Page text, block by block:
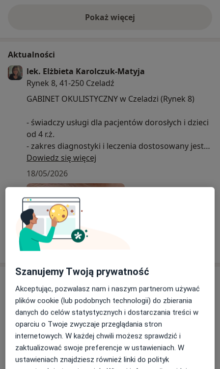
Pokaż więcejo doświadczeniu
Aktualności
lek. Elżbieta Karolczuk-Matyja
Rynek 8, 41-250 Czeladź
GABINET OKULISTYCZNY w Czeladzi (Rynek 8)
- świadczy usługi dla pacjentów dorosłych i dzieci
od 4 r.ż.
- zakres diagnostyki i leczenia dostosowany jest
do indywidualnych potrzeb pacjenta :
*dobór korekcji w wadach wzroku u dorosłych i
dzieci
*diagnostyka i leczenie ostrych i przewlekłych
chorób oczu
*urazy oczu
*badania z zakresu medycyny pracy(badania
okresowe,do prawa jazdy,do pozwolenia na broń)
Dowiedz się więcej
18/05/2026
Usługi i ceny
Konsultacja okulistyczna
300 zł Szczegóły Umów wizytę
Konsultacja okulistyczna dzieci
Od 300 zł Szczegóły Umów wizytę
Szanujemy Twoją prywatność
Akceptując, pozwalasz nam i naszym partnerom używać
plików cookie (lub podobnych technologii) do zbierania
danych do celów statystycznych i dostarczania treści w
oparciu o Twoje zwyczaje przeglądania stron
internetowych. W każdej chwili możesz sprawdzić i
zaktualizować swoje preferencje w ustawieniach. W
ustawieniach znajdziesz również linki do polityk